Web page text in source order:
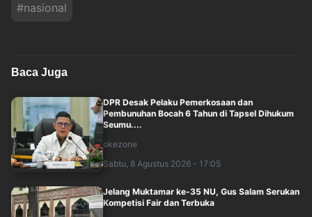
#nasional
Baca Juga
DPR Desak Pelaku Pemerkosaan dan
Pembunuhan Bocah 6 Tahun di Tapsel Dihukum
Seumu....
okezone
Sabtu, 8 Agustus 2026 - 17:05
Jelang Muktamar ke-35 NU, Gus Salam Serukan
Kompetisi Fair dan Terbuka